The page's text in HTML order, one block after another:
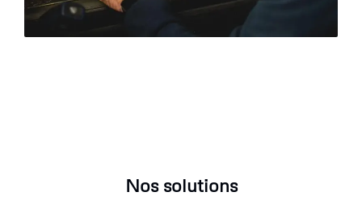
Nos solutions